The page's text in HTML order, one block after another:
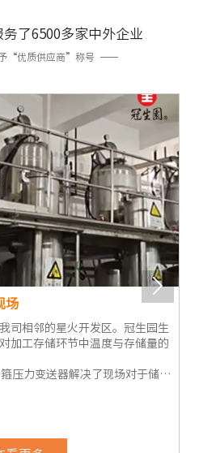
了6500多家中外企业
“优质供应商”称号 ——
场
司相邻的星火开发区。冠生园生
加工存储环节中温度与存储量的
压力变送器解决了现场对于储蜜
